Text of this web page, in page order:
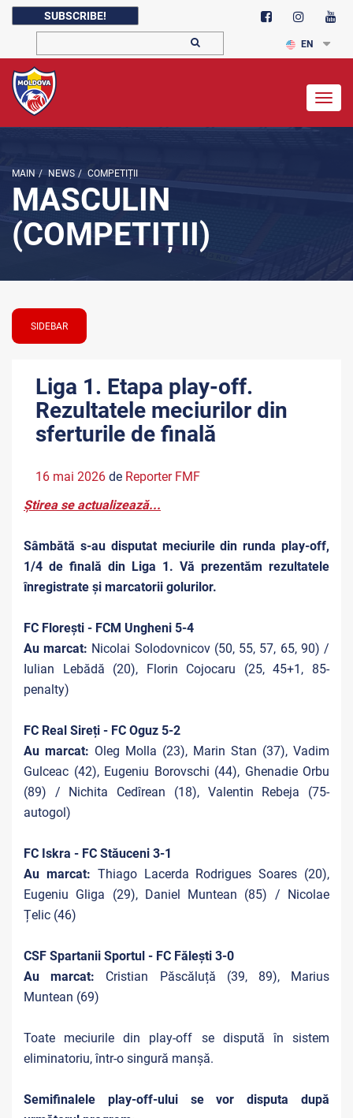
SUBSCRIBE!
EN
MAIN / NEWS / COMPETIȚII
MASCULIN
(COMPETIȚII)
SIDEBAR
Liga 1. Etapa play-off.
Rezultatele meciurilor din
sferturile de finală
16 mai 2026 de Reporter FMF
Știrea se actualizează...
Sâmbătă s-au disputat meciurile din runda play-off,
1/4 de finală din Liga 1. Vă prezentăm rezultatele
înregistrate și marcatorii golurilor.
FC Florești - FCM Ungheni 5-4
Au marcat: Nicolai Solodovnicov (50, 55, 57, 65, 90) /
Iulian Lebădă (20), Florin Cojocaru (25, 45+1, 85-
penalty)
FC Real Sireți - FC Oguz 5-2
Au marcat: Oleg Molla (23), Marin Stan (37), Vadim
Gulceac (42), Eugeniu Borovschi (44), Ghenadie Orbu
(89) / Nichita Cedîrean (18), Valentin Rebeja (75-
autogol)
FC Iskra - FC Stăuceni 3-1
Au marcat: Thiago Lacerda Rodrigues Soares (20),
Eugeniu Gliga (29), Daniel Muntean (85) / Nicolae
Țelic (46)
CSF Spartanii Sportul - FC Fălești 3-0
Au marcat: Cristian Păscăluță (39, 89), Marius
Muntean (69)
Toate meciurile din play-off se dispută în sistem
eliminatoriu, într-o singură manșă.
Semifinalele play-off-ului se vor disputa după